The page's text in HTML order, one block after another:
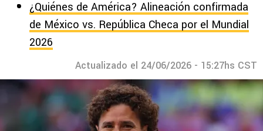
¿Quiénes de América? Alineación confirmada
de México vs. República Checa por el Mundial
2026
Actualizado el 24/06/2026 - 15:27hs CST